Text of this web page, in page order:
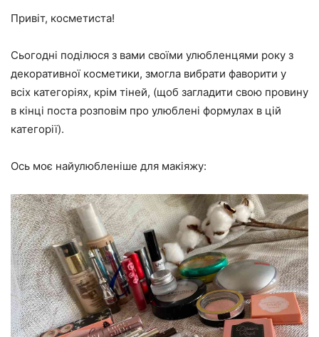
Привіт, косметиста!
Сьогодні поділюся з вами своїми улюбленцями року з
декоративної косметики, змогла вибрати фаворити у
всіх категоріях, крім тіней, (щоб загладити свою провину
в кінці поста розповім про улюблені формулах в цій
категорії).
Ось моє найулюбленіше для макіяжу: